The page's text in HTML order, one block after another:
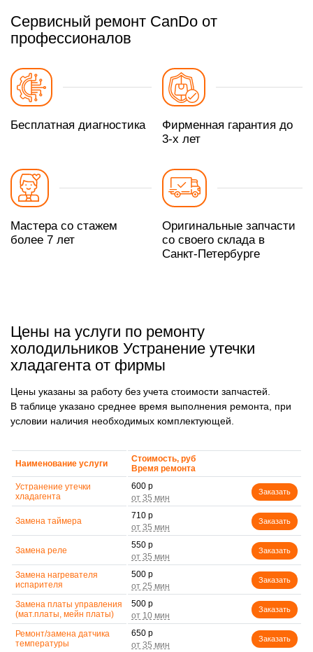
Сервисный ремонт CanDo от
профессионалов
Бесплатная диагностика
Фирменная гарантия до
3-х лет
Мастера со стажем
более 7 лет
Оригинальные запчасти
со своего склада в
Санкт-Петербурге
Цены на услуги по ремонту
холодильников Устранение утечки
хладагента от фирмы
Цены указаны за работу без учета стоимости запчастей.
В таблице указано среднее время выполнения ремонта, при
условии наличия необходимых комплектующей.
Наименование услуги
Стоимость, руб
Время ремонта
Устранение утечки
хладагента
600 р
Заказать
Замена таймера
710 р
Заказать
Замена реле
550 р
Заказать
Замена нагревателя
испарителя
500 р
Заказать
Замена платы управления
(мат.платы, мейн платы)
500 р
Заказать
Ремонт/замена датчика
температуры
650 р
Заказать